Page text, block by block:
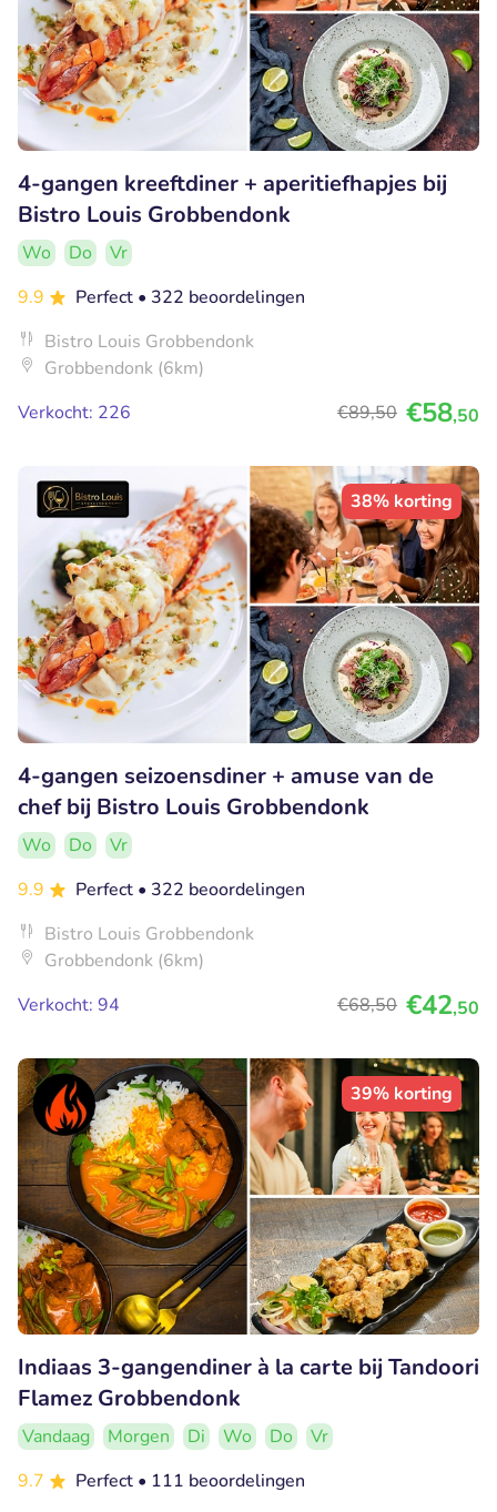
4-gangen kreeftdiner + aperitiefhapjes bij
Bistro Louis Grobbendonk
Wo Do
Vr
9.9
Perfect • 322 beoordelingen
Bistro Louis Grobbendonk
Grobbendonk (6km)
Verkocht: 226
€89,50 €58,50
38% korting
4-gangen seizoensdiner + amuse van de
chef bij Bistro Louis Grobbendonk
Wo Do
Vr
9.9
Perfect • 322 beoordelingen
Bistro Louis Grobbendonk
Grobbendonk (6km)
Verkocht: 94
€68,50 €42,50
39% korting
Indiaas 3-gangendiner à la carte bij Tandoori
Flamez Grobbendonk
Vandaag Morgen Di Wo Do
Vr
9.7
Perfect • 111 beoordelingen